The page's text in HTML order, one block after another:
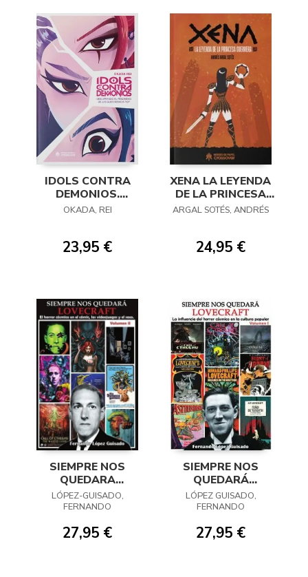
IDOLS CONTRA
DEMONIOS.
DESCIFRANDO EL
OKADA, REI
23,95 €
XENA LA LEYENDA
DE LA PRINCESA
GUERRERA
ARGAL SOTÉS, ANDRÉS
24,95 €
SIEMPRE NOS
QUEDARA
LOVECRAFT 02 EL
HORROR COSMICO
LÓPEZ-GUISADO,
FERNANDO
27,95 €
SIEMPRE NOS
QUEDARÁ
LOVECRAFT 01
LÓPEZ GUISADO,
FERNANDO
27,95 €